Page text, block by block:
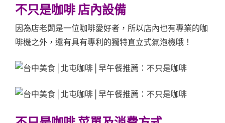
不只是咖啡 店內設備
因為店老闆是一位咖啡愛好者，所以店內也有專業的咖
啡機之外，還有具有專利的獨特直立式氣泡機哦！